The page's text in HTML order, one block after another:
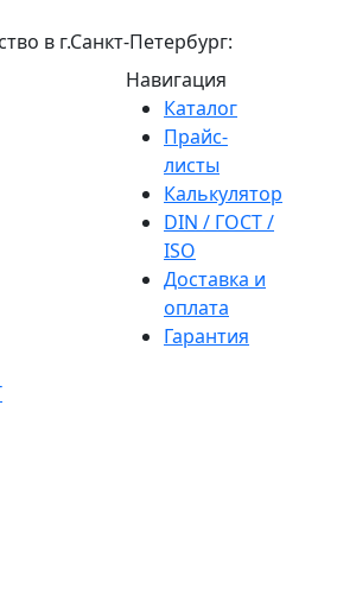
в г.Санкт-Петербург:
Навигация
Каталог
Прайс-
листы
Калькулятор
DIN / ГОСТ /
ISO
Доставка и
оплата
Гарантия